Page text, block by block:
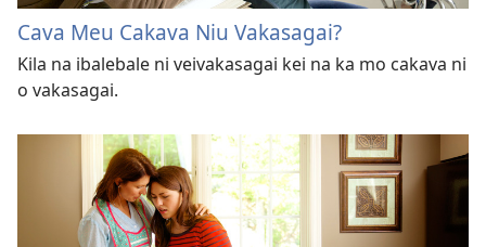
Cava Meu Cakava Niu Vakasagai?
Kila na ibalebale ni veivakasagai kei na ka mo cakava ni
o vakasagai.